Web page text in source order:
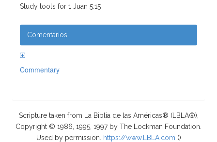
Study tools for 1 Juan 5:15
Comentarios
Commentary
Scripture taken from La Biblia de las Américas® (LBLA®),
Copyright © 1986, 1995, 1997 by The Lockman Foundation.
Used by permission.
https://www.LBLA.com ()